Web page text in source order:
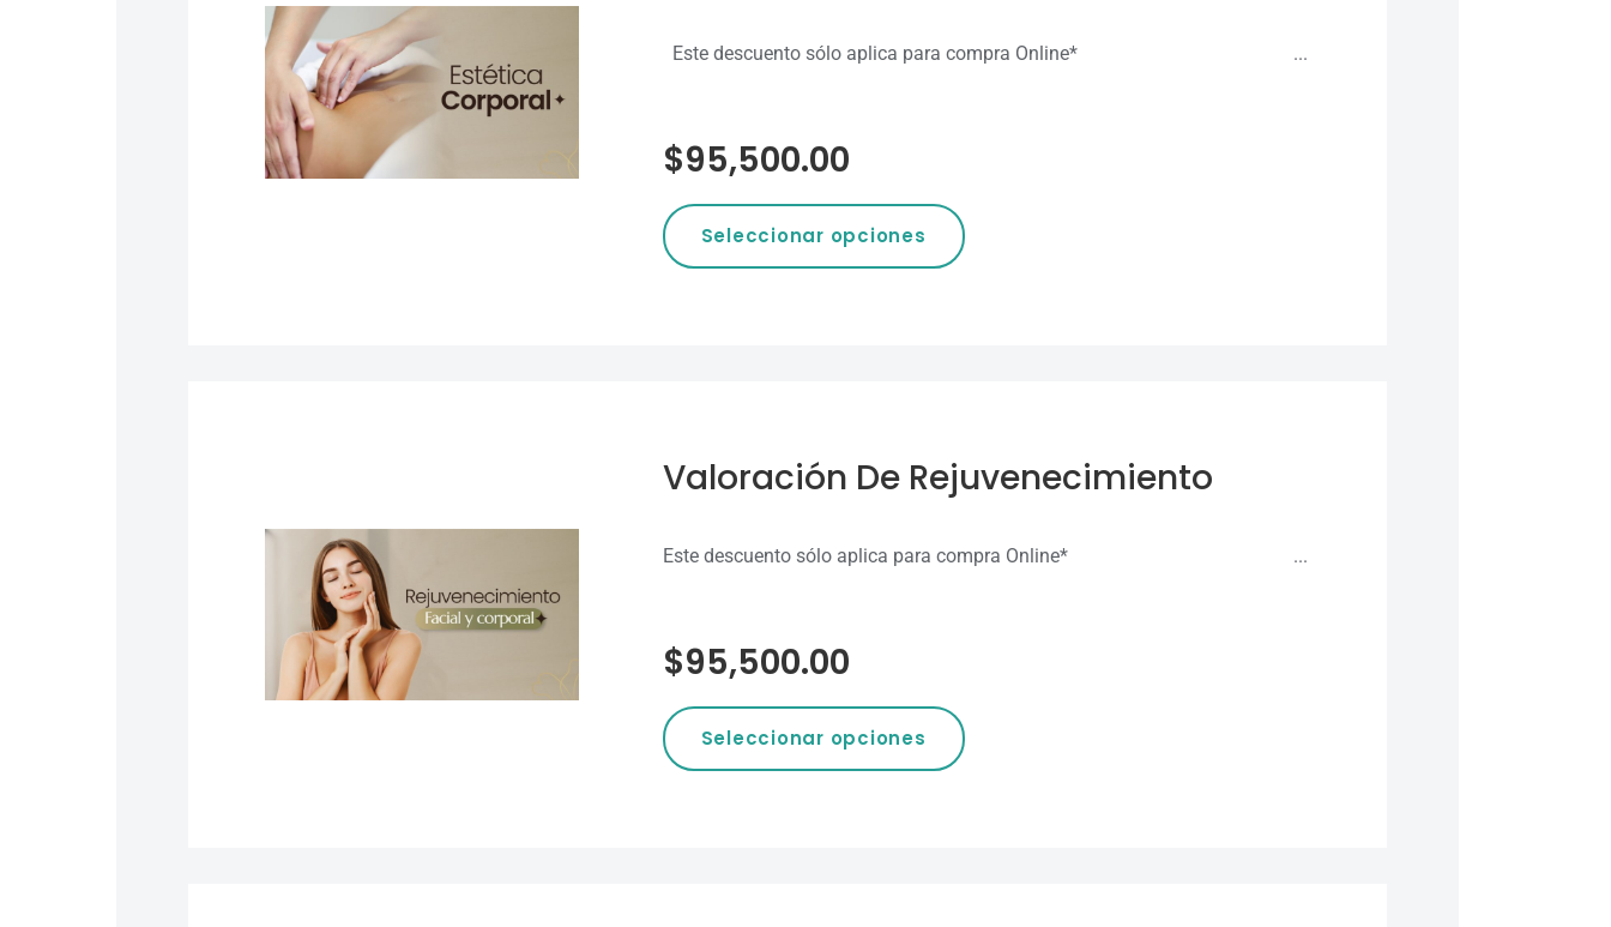
Este descuento sólo aplica para compra Online* ...
$95,500.00
Seleccionar opciones
Valoración De Rejuvenecimiento
Este descuento sólo aplica para compra Online* ...
$95,500.00
Seleccionar opciones